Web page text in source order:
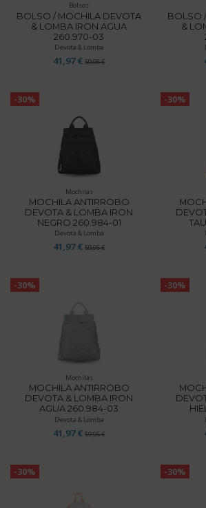
Bolsos
BOLSO / MOCHILA DEVOTA
& LOMBA IRON AGUA
260.970-03
Devota & Lomba
41,97 €59,95 €
BOLSO
&
-30%
Mochilas
MOCHILA ANTIRROBO
DEVOTA & LOMBA IRON
NEGRO 260.984-01
Devota & Lomba
41,97 €59,95 €
-30%
-30%
Mochilas
MOCHILA ANTIRROBO
DEVOTA & LOMBA IRON
AGUA 260.984-03
Devota & Lomba
41,97 €59,95 €
-30%
-30% -30%